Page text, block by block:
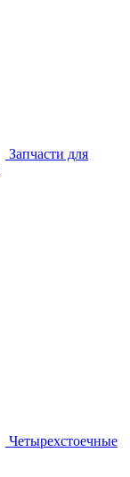
Запчасти для
Четырехстоечные